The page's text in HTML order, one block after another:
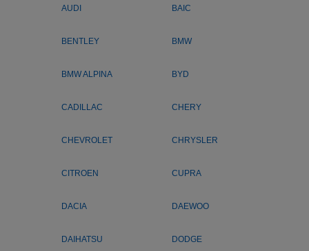
AUDI BAIC
BENTLEY BMW
BMW ALPINA BYD
CADILLAC CHERY
CHEVROLET CHRYSLER
CITROEN CUPRA
DACIA DAEWOO
DAIHATSU DODGE